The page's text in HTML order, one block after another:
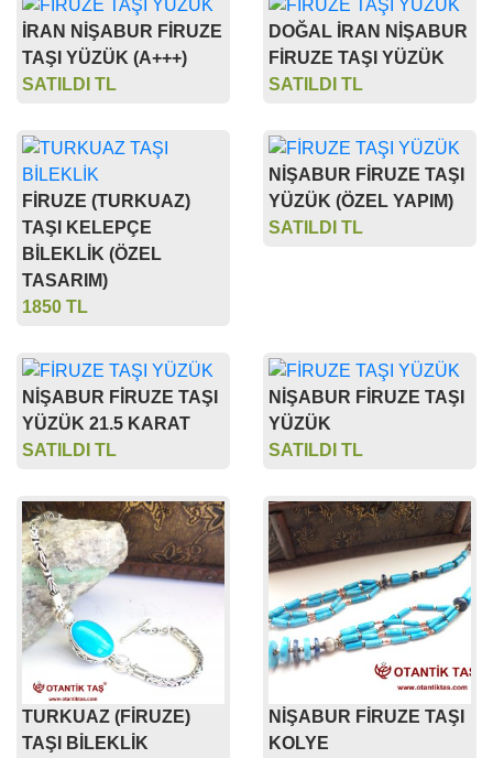
İRAN NİŞABUR FİRUZE
TAŞI YÜZÜK (A+++)
SATILDI TL
DOĞAL İRAN NİŞABUR
FİRUZE TAŞI YÜZÜK
SATILDI TL
FİRUZE (TURKUAZ)
TAŞI KELEPÇE
BİLEKLİK (ÖZEL
TASARIM)
1850 TL
NİŞABUR FİRUZE TAŞI
YÜZÜK (ÖZEL YAPIM)
SATILDI TL
NİŞABUR FİRUZE TAŞI
YÜZÜK 21.5 KARAT
SATILDI TL
NİŞABUR FİRUZE TAŞI
YÜZÜK
SATILDI TL
TURKUAZ (FİRUZE)
TAŞI BİLEKLİK
NİŞABUR FİRUZE TAŞI
KOLYE